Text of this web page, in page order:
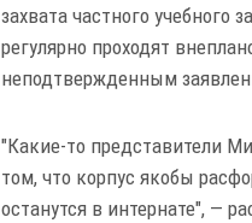
захвата частного учебного
регулярно проходят
неподтвержденным
"Какие-то представители
том, что корпус якобы
останутся в интернате", —